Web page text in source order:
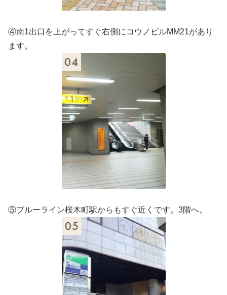
④南1出口を上がってすぐ右側にコウノビルMM21があり
ます。
⑤ブルーライン桜木町駅からもすぐ近くです。3階へ。